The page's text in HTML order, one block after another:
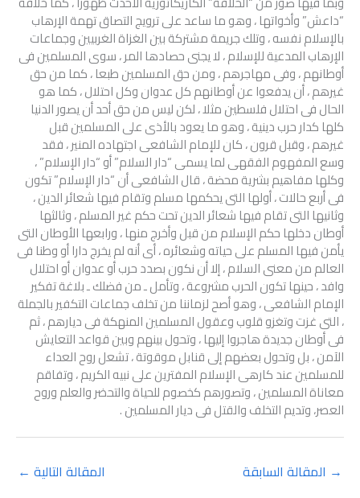
“داعش” وأخواتها ، وهو ما ساعد على ترويج التصاق تهمة الإرهاب
بالإسلام نفسه ، وتلك جريمة مشتركة بين الغزاة الغربيين وجماعات
الإرهاب المدعية للإسلام ، لا يجنى حصادها المر ، سوى المسلمين فى
أوطانهم ، وفى مهاجرهم ، ومن حق المسلمين طبعا ، كما من حق
غيرهم ، أن يدفعوا عن أوطانهم كل عدوان وكل احتلال ، كما هو
الحال فى احتلال فلسطين مثلا ، لكن ليس من حق أحد أن يصور الدنيا
كلها كدار حرب دينية ، وهو ما يعود بالأذى على المسلمين قبل
غيرهم ، وقبل قرون ، كان للإمام الشافعى اجتهاده المنير ، فقد
وسع المفهوم الفقهى لما يسمى “دار السلام” أو “دار الإسلام” ،
وكلها مفاهيم بشرية محضة ، قال الشافعى أن “دار الإسلام” تكون
فى أربع حالات ، أولها التى يحكمها مسلم وتقام فيها شعائر الدين ،
وثانيها التى تقام فيها شعائر الدين تحت حكم غير المسلم ، وثالثها
أوطان دخلها حكم الإسلام من قبل وأخرج منها ، ورابعها الأوطان التى
يأمن فيها المسلم على حياته وشعائره ، أى أنه لم يخرج دارا أو وطنا فى
العالم من معنى السلام ، إلا أن نكون بصدد حرب أو عدوان أو احتلال
وافد ، حينها تكون الحرب مشروعة ، وتأمل ـ من فضلك ـ بلاغة تفكير
الإمام الشافعى ، وهو أصح لزماننا من تخلف جماعات التكفير بالجملة
، التى غزت وتغزو قلوب وعقول المسلمين المنهكة فى ديارهم ، ثم
فى أوطان جديدة هاجروا إليها ، وتحول بينهم وبين قواعد التعايش
الآمن ، بل وتحول بعضهم إلى قنابل موقوتة ، تشعل روح العداء
للمسلمين عند كارهى الإسلام المفترين على نبيه الكريم ، وتفاقم
معاناة المسلمين ، وتصورهم كخصوم للحياة والتحضر والعلم وروح
العصر، وتديم التخلف والقتل فى ديار المسلمين .
→ المقالة السابقة المقالة التالية ←